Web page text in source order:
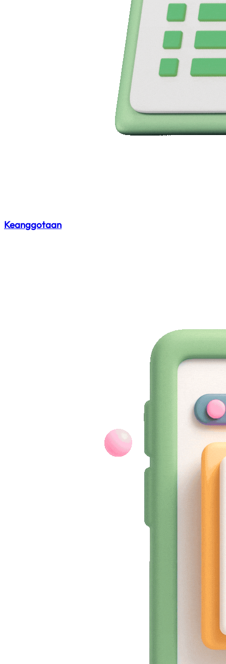
Keanggotaan